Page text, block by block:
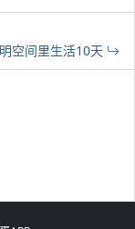
空间里生活10天